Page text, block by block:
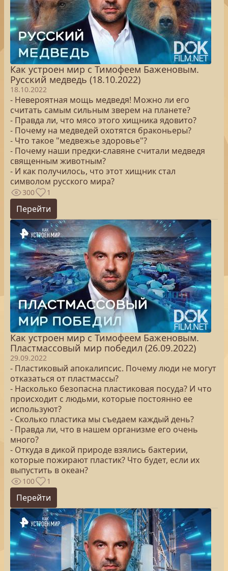
Как устроен мир с Тимофеем Баженовым.
Русский медведь (18.10.2022)
18.10.2022
- Невероятная мощь медведя! Можно ли его
считать самым сильным зверем на планете?
- Правда ли, что мясо этого хищника ядовито?
- Почему на медведей охотятся браконьеры?
- Что такое "медвежье здоровье"?
- Почему наши предки-славяне считали медведя
священным животным?
- И как получилось, что этот хищник стал
символом русского мира?
300 1
Перейти
Как устроен мир с Тимофеем Баженовым.
Пластмассовый мир победил (26.09.2022)
29.09.2022
- Пластиковый апокалипсис. Почему люди не могут
отказаться от пластмассы?
- Насколько безопасна пластиковая посуда? И что
происходит с людьми, которые постоянно ее
используют?
- Сколько пластика мы съедаем каждый день?
- Правда ли, что в нашем организме его очень
много?
- Откуда в дикой природе взялись бактерии,
которые пожирают пластик? Что будет, если их
выпустить в океан?
100 1
Перейти